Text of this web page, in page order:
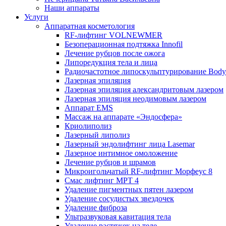
Наши аппараты
Услуги
Аппаратная косметология
RF-лифтинг VOLNEWMER
Безоперационная подтяжка Innofil
Лечение рубцов после ожога
Липоредукция тела и лица
Радиочастотное липоскульптурирование
Лазерная эпиляция
Лазерная эпиляция александритовым лазером
Лазерная эпиляция неодимовым лазером
Аппарат EMS
Массаж на аппарате «Эндосфера»
Криолиполиз
Лазерный липолиз
Лазерный эндолифтинг лица Lasemar
Лазерное интимное омоложение
Лечение рубцов и шрамов
Микроигольчатый RF-лифтинг Морфеус 8
Смас лифтинг MPT 4
Удаление пигментных пятен лазером
Удаление сосудистых звездочек
Удаление фиброза
Ультразвуковая кавитация тела